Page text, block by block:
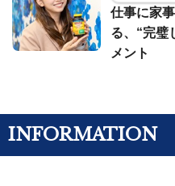
仕事に家
る、“完璧
メント
INFORMATION